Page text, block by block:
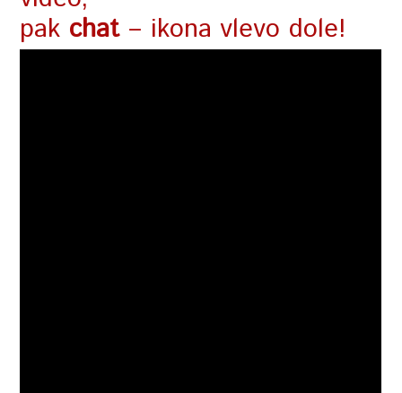
pak chat– ikona vlevo dole!